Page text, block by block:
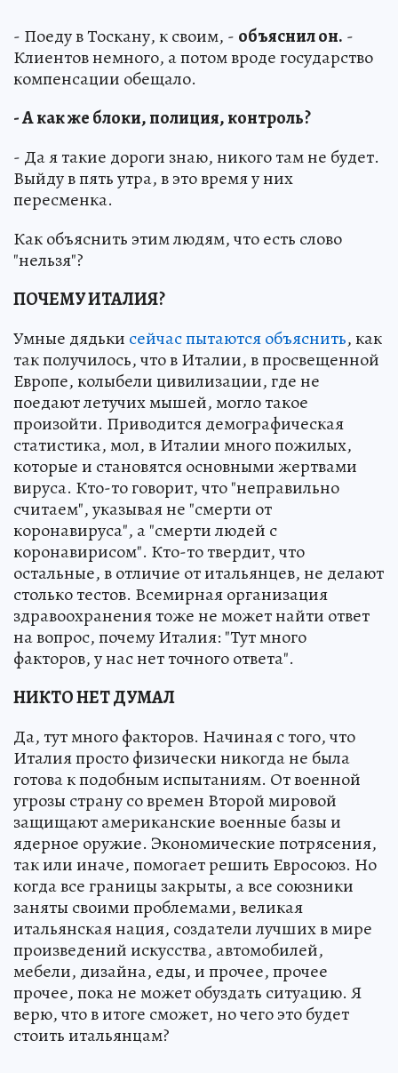
- Поеду в Тоскану, к своим, - объяснил он. -
Клиентов немного, а потом вроде государство
компенсации обещало.
- А как же блоки, полиция, контроль?
- Да я такие дороги знаю, никого там не будет.
Выйду в пять утра, в это время у них
пересменка.
Как объяснить этим людям, что есть слово
"нельзя"?
ПОЧЕМУ ИТАЛИЯ?
Умные дядьки сейчас пытаются объяснить, как
так получилось, что в Италии, в просвещенной
Европе, колыбели цивилизации, где не
поедают летучих мышей, могло такое
произойти. Приводится демографическая
статистика, мол, в Италии много пожилых,
которые и становятся основными жертвами
вируса. Кто-то говорит, что "неправильно
считаем", указывая не "смерти от
коронавируса", а "смерти людей с
коронавирисом". Кто-то твердит, что
остальные, в отличие от итальянцев, не делают
столько тестов. Всемирная организация
здравоохранения тоже не может найти ответ
на вопрос, почему Италия: "Тут много
факторов, у нас нет точного ответа".
НИКТО НЕТ ДУМАЛ
Да, тут много факторов. Начиная с того, что
Италия просто физически никогда не была
готова к подобным испытаниям. От военной
угрозы страну со времен Второй мировой
защищают американские военные базы и
ядерное оружие. Экономические потрясения,
так или иначе, помогает решить Евросоюз. Но
когда все границы закрыты, а все союзники
заняты своими проблемами, великая
итальянская нация, создатели лучших в мире
произведений искусства, автомобилей,
мебели, дизайна, еды, и прочее, прочее
прочее, пока не может обуздать ситуацию. Я
верю, что в итоге сможет, но чего это будет
стоить итальянцам?